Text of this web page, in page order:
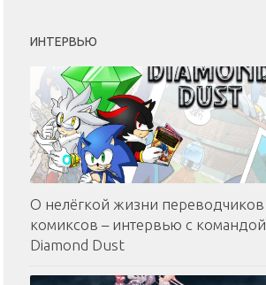
ИНТЕРВЬЮ
О нелёгкой жизни переводчиков
комиксов – интервью с командой
Diamond Dust